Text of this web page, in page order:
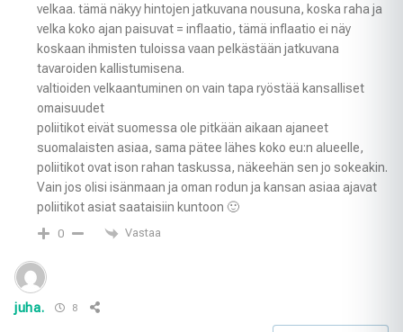
velkaa. tämä näkyy hintojen jatkuvana nousuna, koska raha ja
velka koko ajan paisuvat = inflaatio, tämä inflaatio ei näy
koskaan ihmisten tuloissa vaan pelkästään jatkuvana
tavaroiden kallistumisena.
valtioiden velkaantuminen on vain tapa ryöstää kansalliset
omaisuudet
poliitikot eivät suomessa ole pitkään aikaan ajaneet
suomalaisten asiaa, sama pätee lähes koko eu:n alueelle,
poliitikot ovat ison rahan taskussa, näkeehän sen jo sokeakin.
Vain jos olisi isänmaan ja oman rodun ja kansan asiaa ajavat
poliitikot asiat saataisiin kuntoon 🙂
0 Vastaa
juha. 8